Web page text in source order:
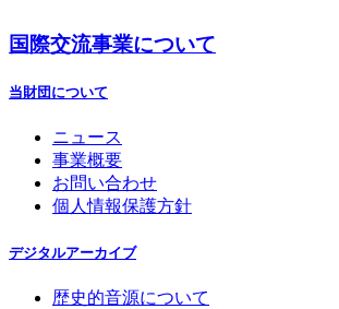
国際交流事業について
当財団について
ニュース
事業概要
お問い合わせ
個人情報保護方針
デジタルアーカイブ
歴史的音源について